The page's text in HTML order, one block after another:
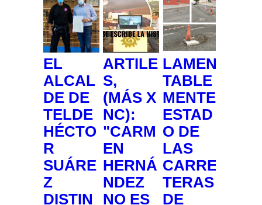
EL
ALCAL
DE DE
TELDE
HÉCTO
R
SUÁRE
Z
DISTIN
ARTILE
S,
(MÁS X
NC):
"CARM
EN
HERNÁ
NDEZ
NO ES
LAMEN
TABLE
MENTE
ESTAD
O DE
LAS
CARRE
TERAS
DE